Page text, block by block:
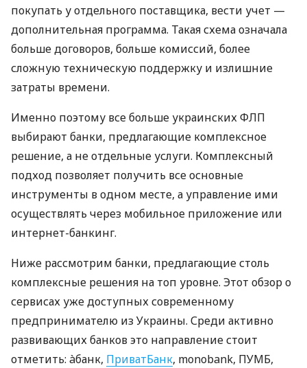
покупать у отдельного поставщика, вести учет —
дополнительная программа. Такая схема означала
больше договоров, больше комиссий, более
сложную техническую поддержку и излишние
затраты времени.
Именно поэтому все больше украинских ФЛП
выбирают банки, предлагающие комплексное
решение, а не отдельные услуги. Комплексный
подход позволяет получить все основные
инструменты в одном месте, а управление ими
осуществлять через мобильное приложение или
интернет-банкинг.
Ниже рассмотрим банки, предлагающие столь
комплексные решения на топ уровне. Этот обзор о
сервисах уже доступных современному
предпринимателю из Украины. Среди активно
развивающих банков это направление стоит
отметить: àбанк, ПриватБанк, monobank, ПУМБ,